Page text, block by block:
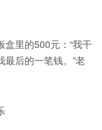
里的500元：“我干
后的一笔钱。”老